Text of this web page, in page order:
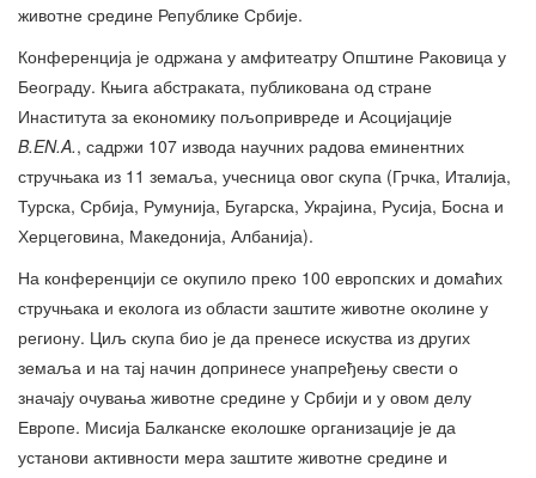
животне средине Републике Србије.
Конференција је одржана у амфитеатру Општине Раковица у
Београду. Књига абстраката, публикована од стране
Инаститута за економику пољопривреде и Асоцијације
B.EN.A., садржи 107 извода научних радова еминентних
стручњака из 11 земаља, учесница овог скупа (Грчка, Италија,
Турска, Србија, Румунија, Бугарска, Украјина, Русија, Босна и
Херцеговина, Македонија, Албанија).
На конференцији се окупило преко 100 европских и домаћих
стручњака и еколога из области заштите животне околине у
региону. Циљ скупа био је да пренесе искуства из других
земаља и на тај начин допринесе унапређењу свести о
значају очувања животне средине у Србији и у овом делу
Европе. Мисија Балканске еколошке организације је да
установи активности мера заштите животне средине и